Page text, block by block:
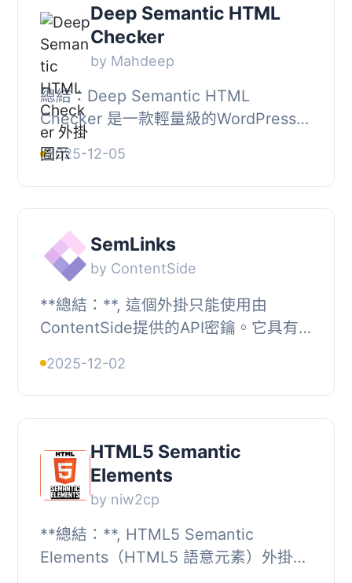
Deep Semantic HTML
Checker
by Mahdeep
總結：Deep Semantic HTML
Checker 是一款輕量級的WordPress外
掛程式，可自動優化標題結構以提升
SEO。它能將問題標題轉換為語義
HTML，而無需修改主題檔案。, ...
2025-12-05
SemLinks
by ContentSide
**總結：**, 這個外掛只能使用由
ContentSide提供的API密鑰。它具有
章的連結，識別文章中的關鍵字並建立
對應標籤和內部連...
2025-12-02
HTML5 Semantic
Elements
by niw2cp
**總結：**, HTML5 Semantic
Elements（HTML5 語意元素）外掛介